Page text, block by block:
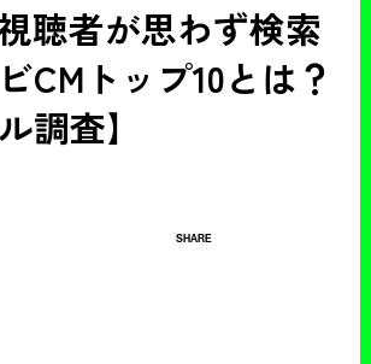
聴者が思わず検索
CMトップ10とは？
調査】
SHARE